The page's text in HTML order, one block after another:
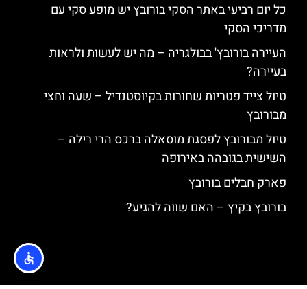
כל יום רביעי באתר הסקי בורובץ יש מופע סקי עם
מדריכי הסקי
העיירה בורובץ' בבולגריה – מה יש לעשות ולראות
בעיירה?
טיול צייד פטריות שחורות בקיוסטנדיל – שעה וחצי
מבורובץ
טיול מבורובץ לפסגת מוסאלה ברכס הרי רילה –
השישית בגובהה באירופה
פארק חבלים בורובץ
בורובץ בקיץ – האם שווה להגיע?